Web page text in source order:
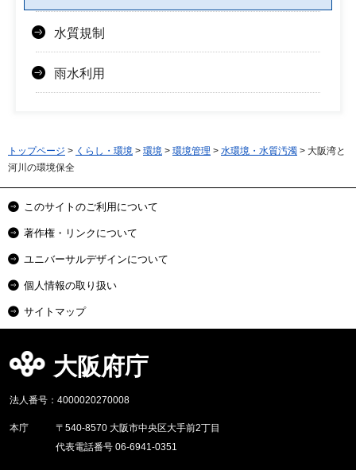
水質規制
雨水利用
トップページ > くらし・環境 > 環境 > 環境管理 > 水環境・水質汚濁 > 大阪湾と
河川の環境保全
このサイトのご利用について
著作権・リンクについて
ユニバーサルデザインについて
個人情報の取り扱い
サイトマップ
大阪府庁
法人番号：4000020270008
本庁
〒540-8570 大阪市中央区大手前2丁目
代表電話番号 06-6941-0351